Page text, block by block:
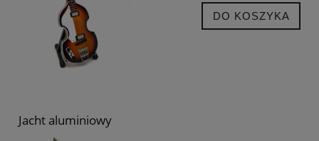
DO KOSZYKA
Jacht aluminiowy